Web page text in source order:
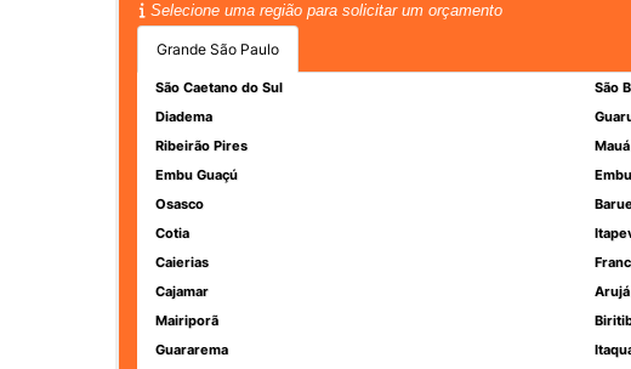
Selecione uma região para solicitar um orçamento
Grande São Paulo
São Caetano do Sul São
Diadema
Ribeirão Pires
Mauá
Embu Guaçú
Osasco
Cotia
Caierias
Cajamar
Arujá
Mairiporã
Guararema